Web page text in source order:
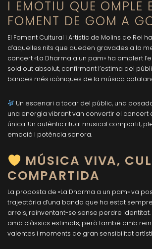
I EMOTIU QUE OMPLE
FOMENT DE GOM A
El Foment Cultural i Artístic de Molins de Rei
d’aquelles nits que queden gravades a la
concert «La Dharma a un pam» ha omplert
sold out absolut, confirmant l’estima del
bandes més icòniques de la música
Un escenari a tocar del públic, una
una energia vibrant van convertir el concert
única. Un autèntic ritual musical compartit,
emoció i potència sonora.
MÚSICA VIVA,
COMPARTIDA
La proposta de «La Dharma a un pam» va
trajectòria d’una banda que ha estat
arrels, reinventant-se sense perdre identitat.
amb clàssics estimats, però també amb
valentes i moments de gran sensibilitat